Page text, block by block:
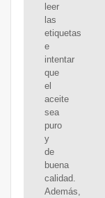
leer
las
etiquetas
e
intentar
que
el
aceite
sea
puro
y
de
buena
calidad.
Además,